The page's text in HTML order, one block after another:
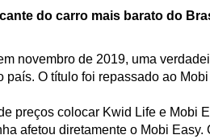
do carro mais barato do
novembro de 2019, uma
país. O título foi repassado ao
preços colocar Kwid Life e Mobi
afetou diretamente o Mobi